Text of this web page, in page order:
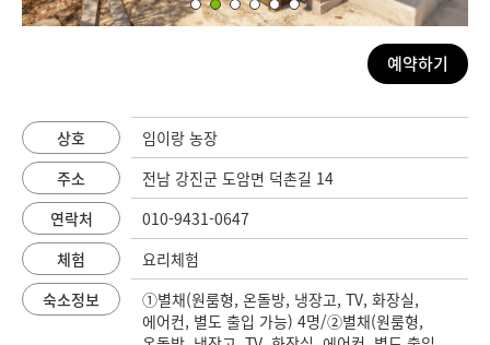
예약하기
상호
임이랑 농장
주소
전남 강진군 도암면 덕촌길 14
연락처
010-9431-0647
체험
요리체험
숙소정보
①별채(원룸형, 온돌방, 냉장고, TV, 화장실,
에어컨, 별도 출입 가능) 4명/②별채(원룸형,